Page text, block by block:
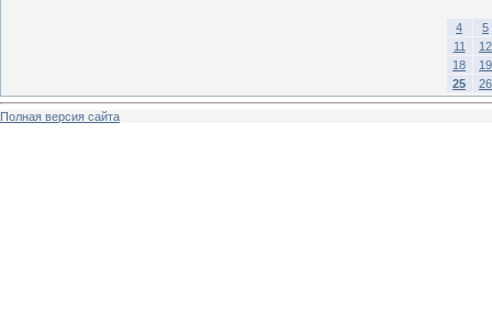
4
5
11
12
18
19
25
26
Полная версия сайта